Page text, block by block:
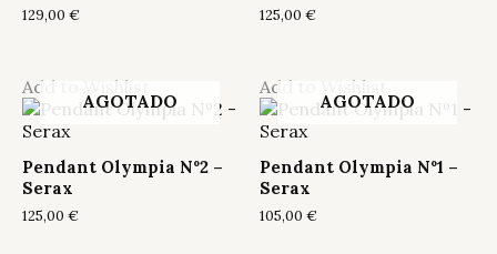
129,00 € 125,00 €
Add to Wishlist
AGOTADO
Pendant Olympia Nº2 –
Serax
125,00 €
Add to Wishlist
AGOTADO
Pendant Olympia Nº1 –
Serax
105,00 €